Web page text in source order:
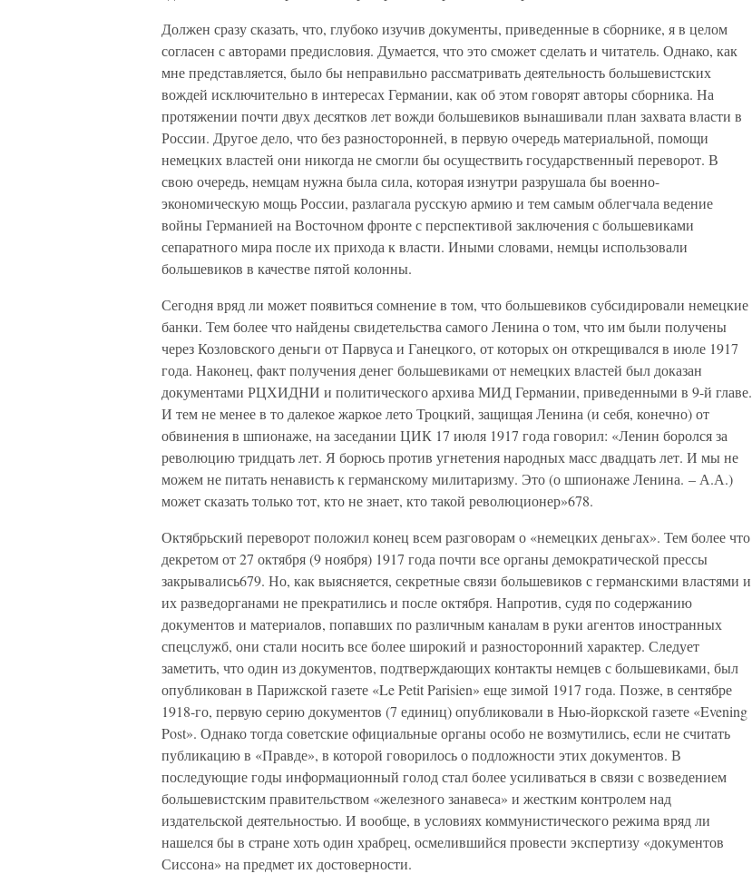
Должен сразу сказать, что, глубоко изучив документы, приведенные в сборнике, я в целом
согласен с авторами предисловия. Думается, что это сможет сделать и читатель. Однако, как
мне представляется, было бы неправильно рассматривать деятельность большевистских
вождей исключительно в интересах Германии, как об этом говорят авторы сборника. На
протяжении почти двух десятков лет вожди большевиков вынашивали план захвата власти в
России. Другое дело, что без разносторонней, в первую очередь материальной, помощи
немецких властей они никогда не смогли бы осуществить государственный переворот. В
свою очередь, немцам нужна была сила, которая изнутри разрушала бы военно-
экономическую мощь России, разлагала русскую армию и тем самым облегчала ведение
войны Германией на Восточном фронте с перспективой заключения с большевиками
сепаратного мира после их прихода к власти. Иными словами, немцы использовали
большевиков в качестве пятой колонны.
Сегодня вряд ли может появиться сомнение в том, что большевиков субсидировали немецкие
банки. Тем более что найдены свидетельства самого Ленина о том, что им были получены
через Козловского деньги от Парвуса и Ганецкого, от которых он открещивался в июле 1917
года. Наконец, факт получения денег большевиками от немецких властей был доказан
документами РЦХИДНИ и политического архива МИД Германии, приведенными в 9-й главе.
И тем не менее в то далекое жаркое лето Троцкий, защищая Ленина (и себя, конечно) от
обвинения в шпионаже, на заседании ЦИК 17 июля 1917 года говорил: «Ленин боролся за
революцию тридцать лет. Я борюсь против угнетения народных масс двадцать лет. И мы не
можем не питать ненависть к германскому милитаризму. Это (о шпионаже Ленина. – А.А.)
может сказать только тот, кто не знает, кто такой революционер»678.
Октябрьский переворот положил конец всем разговорам о «немецких деньгах». Тем более что
декретом от 27 октября (9 ноября) 1917 года почти все органы демократической прессы
закрывались679. Но, как выясняется, секретные связи большевиков с германскими властями и
их разведорганами не прекратились и после октября. Напротив, судя по содержанию
документов и материалов, попавших по различным каналам в руки агентов иностранных
спецслужб, они стали носить все более широкий и разносторонний характер. Следует
заметить, что один из документов, подтверждающих контакты немцев с большевиками, был
опубликован в Парижской газете «Le Petit Parisien» еще зимой 1917 года. Позже, в сентябре
1918-го, первую серию документов (7 единиц) опубликовали в Нью-йоркской газете «Evening
Post». Однако тогда советские официальные органы особо не возмутились, если не считать
публикацию в «Правде», в которой говорилось о подложности этих документов. В
последующие годы информационный голод стал более усиливаться в связи с возведением
большевистским правительством «железного занавеса» и жестким контролем над
издательской деятельностью. И вообще, в условиях коммунистического режима вряд ли
нашелся бы в стране хоть один храбрец, осмелившийся провести экспертизу «документов
Сиссона» на предмет их достоверности.